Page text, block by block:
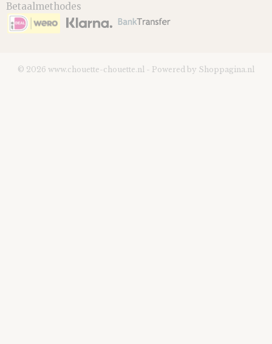
Betaalmethodes
© 2026 www.chouette-chouette.nl - Powered by Shoppagina.nl